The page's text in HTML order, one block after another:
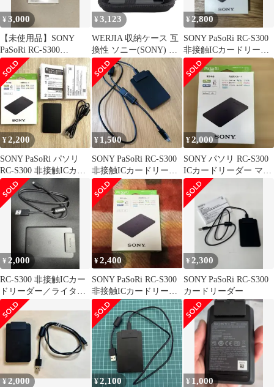
¥3,000
【未使用品】SONY
PaSoRi RC-S300
NFC/FeliCaリーダー
¥ 3,123
WERJIA 収納ケース 互
換性 ソニー(SONY) 非
接触ICカードリーダー
PaSoRi RC-S300 保護収
納ケース
¥ 2,800
SONY PaSoRi RC-S300
非接触ICカードリーダ
ー
¥2,200
SONY PaSoRi パソリ
RC-S300 非接触ICカー
ドリーダー
¥ 1,500
SONY PaSoRi RC-S300
非接触ICカードリーダ
ー
¥2,000
SONY パソリ RC-S300
ICカードリーダー マイ
ナンバー e-Tax
¥ 2,000
RC-S300 非接触ICカー
ドリーダー／ライター
PaSoRi（パソリ）
¥2,400
SONY PaSoRi RC-S300
非接触ICカードリーダ
ー
¥ 2,300
SONY PaSoRi RC-S300
カードリーダー
¥2,000 ¥2,100 ¥ 1,000